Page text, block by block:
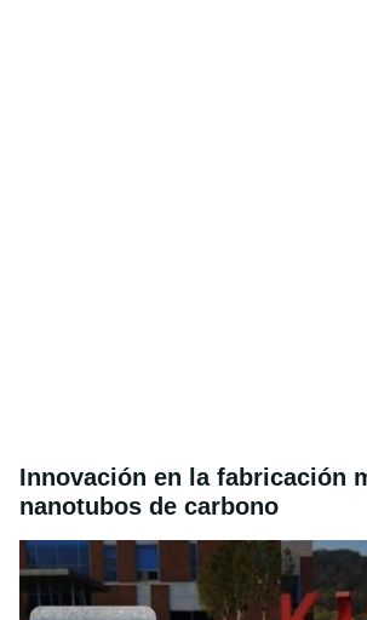
Innovación en la fabricación
nanotubos de carbono